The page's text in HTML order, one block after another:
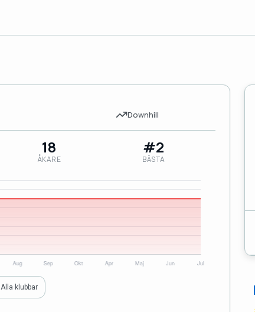
Downhill
18
ÅKARE
#2
BÄSTA
Alla klubbar